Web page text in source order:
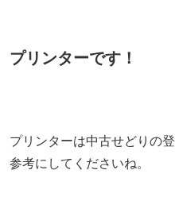
プリンターです！
プリンターは中古せどりの
参考にしてくださいね。